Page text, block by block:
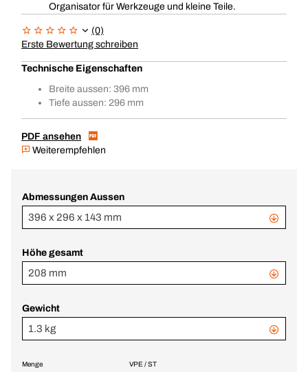
Organisator für Werkzeuge und kleine Teile.
(0)
Erste Bewertung schreiben
Technische Eigenschaften
Breite aussen: 396 mm
Tiefe aussen: 296 mm
PDF ansehen
Weiterempfehlen
Abmessungen Aussen
396 x 296 x 143 mm
Höhe gesamt
208 mm
Gewicht
1.3 kg
VPE / ST
Menge